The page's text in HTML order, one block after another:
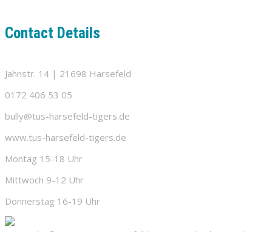
Contact Details
Jahnstr. 14 | 21698 Harsefeld
0172 406 53 05
bully@tus-harsefeld-tigers.de
www.tus-harsefeld-tigers.de
Montag 15-18 Uhr
Mittwoch 9-12 Uhr
Donnerstag 16-19 Uhr